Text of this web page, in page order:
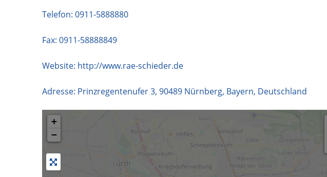
Telefon: 0911-5888880
Fax: 0911-58888849
Website: http://www.rae-schieder.de
Adresse: Prinzregentenufer 3, 90489 Nürnberg, Bayern, Deutschland
+
−